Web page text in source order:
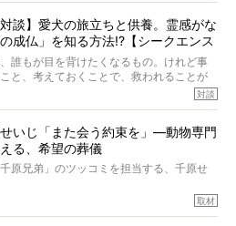
りにするほどに、そのフレンチブルドッグ
それとまったく同じであることに、なん
てしまったのでした。
ゃんのすてきな暮らしを、BUHI編集長の
ながら、切り取らせていただきます。
対談】愛犬の旅立ちと供養。霊感がな
成仏」を知る方法!?【シークエンス
】
誰もが目を背けたくなるもの。けれど事
と、考えておくことで、救われることが
芸人「シークエンスはやとも」さんに、愛
についてインタビュー。
対談相手は、大の犬好きで心霊分野の知
PELIさん。
たあと、ベッドやおもちゃはどうすればい
対談
せいじ「また会う約束を」―動物専門
る、希望の葬儀
原兄弟」のツッコミを担当する、千原せ
取材